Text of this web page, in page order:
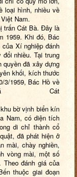
loại hình, nhiều về
Nam.
trấn Cát Bà. Đây là
1959. Khi đó, Bác
Xí nghiệp đánh
nhiều. Tại trung
quyền đã xây dựng
khối, kích thước
3/1959, Bác Hồ về
Cát
bờ vịnh biển kín
Nam, có diện tích
di chỉ thành cổ
đã phát hiện ở
mài, chày nghiền,
vòng mài, một số
đánh giá của
thuộc giai đoạn